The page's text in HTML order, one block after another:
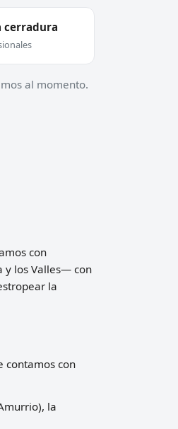
cerradura
al momento.
con
y los Valles— con
la
contamos con
la